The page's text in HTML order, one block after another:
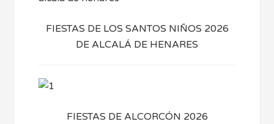
FIESTAS DE LOS SANTOS NIÑOS 2026
DE ALCALÁ DE HENARES
FIESTAS DE ALCORCÓN 2026